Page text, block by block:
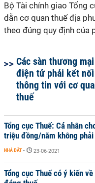
Bộ Tài chính giao Tổng
dẫn cơ quan thuế địa
theo đúng quy định của
Các sàn thương mại
điện tử phải kết nối
thông tin với cơ
thuế
Tổng cục Thuế: Cá nhân
triệu đồng/năm không phải
NHÀ ĐẤT - 23-06-2021
Tổng cục Thuế có ý kiến